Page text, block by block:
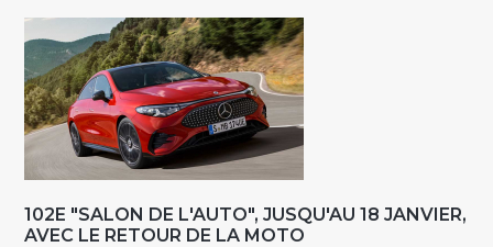
102E "SALON DE L'AUTO", JUSQU'AU 18 JANVIER,
AVEC LE RETOUR DE LA MOTO